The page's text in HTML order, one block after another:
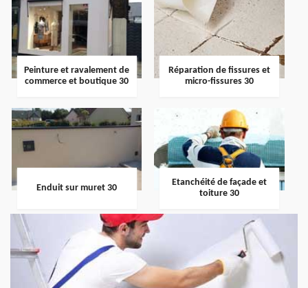
Peinture et ravalement de
commerce et boutique 30
Réparation de fissures et
micro-fissures 30
Enduit sur muret 30
Etanchéité de façade et
toiture 30